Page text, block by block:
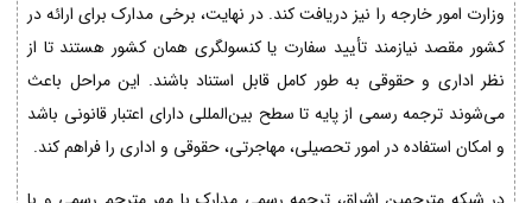
وزارت امور خارجه را نیز دریافت کند. در نهایت، برخی مدارک برای ارائه در
کشور مقصد نیازمند تأیید سفارت یا کنسولگری همان کشور هستند تا از
نظر اداری و حقوقی به طور کامل قابل استناد باشند. این مراحل باعث
می‌شوند ترجمه رسمی از پایه تا سطح بین‌المللی دارای اعتبار قانونی باشد
و امکان استفاده در امور تحصیلی، مهاجرتی، حقوقی و اداری را فراهم کند.